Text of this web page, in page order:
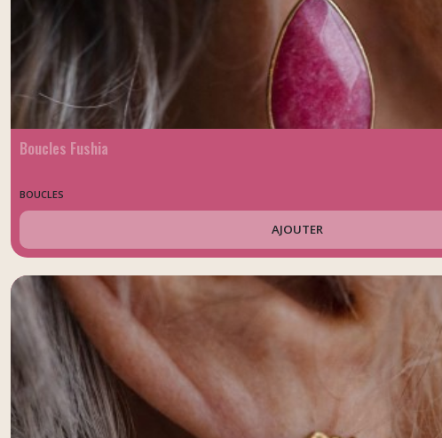
Boucles Fushia
BOUCLES
AJOUTER